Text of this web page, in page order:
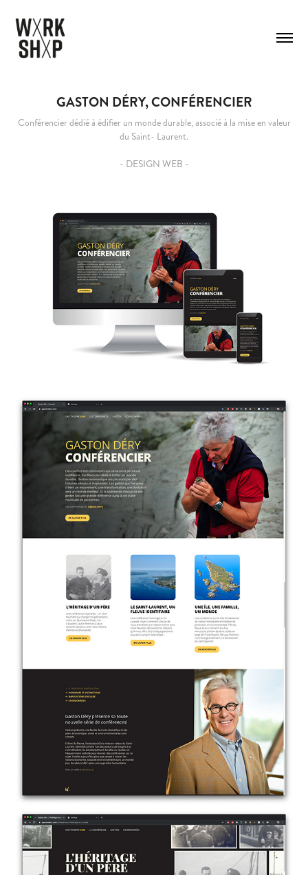
GASTON DÉRY, CONFÉRENCIER
Conférencier dédié à édifier un monde durable, associé à la mise en valeur
du Saint- Laurent.
- DESIGN WEB -